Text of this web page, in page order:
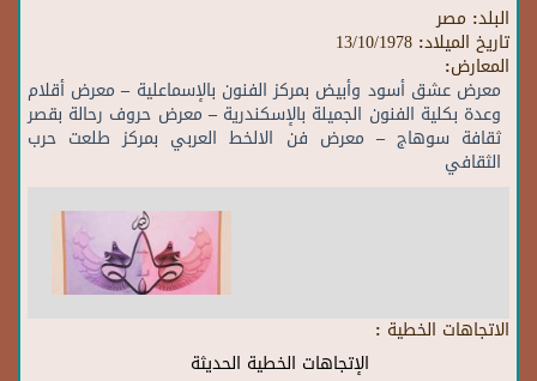
البلد: مصر
تاريخ الميلاد: 13/10/1978
المعارض:
معرض عشق أسود وأبيض بمركز الفنون بالإسماعلية – معرض أقلام
وعدة بكلية الفنون الجميلة بالإسكندرية – معرض حروف رحالة بقصر
ثقافة سوهاج – معرض فن الالخط العربي بمركز طلعت حرب
الثقافي
الاتجاهات الخطية :
الإتجاهات الخطية الحديثة